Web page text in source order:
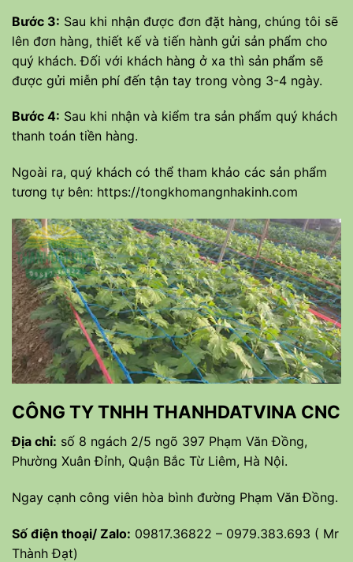
Bước 3: Sau khi nhận được đơn đặt hàng, chúng tôi sẽ
lên đơn hàng, thiết kế và tiến hành gửi sản phẩm cho
quý khách. Đối với khách hàng ở xa thì sản phẩm sẽ
được gửi miễn phí đến tận tay trong vòng 3-4 ngày.
Bước 4: Sau khi nhận và kiểm tra sản phẩm quý khách
thanh toán tiền hàng.
Ngoài ra, quý khách có thể tham khảo các sản phẩm
tương tự bên: https://tongkhomangnhakinh.com
CÔNG TY TNHH THANHDATVINA CNC
Địa chỉ: số 8 ngách 2/5 ngõ 397 Phạm Văn Đồng,
Phường Xuân Đỉnh, Quận Bắc Từ Liêm, Hà Nội.
Ngay cạnh công viên hòa bình đường Phạm Văn Đồng.
Số điện thoại/ Zalo: 09817.36822 – 0979.383.693 ( Mr
Thành Đạt)